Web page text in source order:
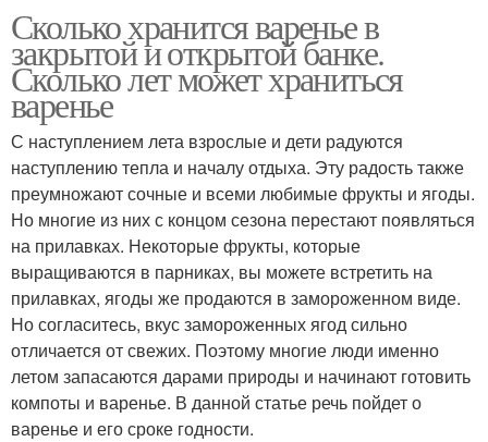
Сколько хранится варенье в
закрытой и открытой банке.
Сколько лет может храниться
варенье
С наступлением лета взрослые и дети радуются
наступлению тепла и началу отдыха. Эту радость также
преумножают сочные и всеми любимые фрукты и ягоды.
Но многие из них с концом сезона перестают появляться
на прилавках. Некоторые фрукты, которые
выращиваются в парниках, вы можете встретить на
прилавках, ягоды же продаются в замороженном виде.
Но согласитесь, вкус замороженных ягод сильно
отличается от свежих. Поэтому многие люди именно
летом запасаются дарами природы и начинают готовить
компоты и варенье. В данной статье речь пойдет о
варенье и его сроке годности.